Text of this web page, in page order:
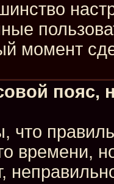
момент
пояс,
что
времени,